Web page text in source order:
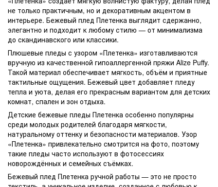
не только практичным, но и декоративным акцентом в
интерьере. Бежевый плед Плетенка выглядит сдержанно,
элегантно и подходит к любому стилю — от минимализма
до скандинавского или классики.
Плюшевые пледы с узором «Плетенка» изготавливаются
вручную из качественной гипоаллергенной пряжи Alize Puffy.
Такой материал обеспечивает мягкость, объём и приятные
тактильные ощущения. Бежевый цвет добавляет пледу
тепла и уюта, делая его прекрасным вариантом для детских
комнат, спален и зон отдыха.
Детские бежевые пледы Плетенка особенно популярны
среди молодых родителей благодаря мягкости,
натуральному оттенку и безопасности материалов. Узор
«Плетенка» привлекательно смотрится на фото, поэтому
такие пледы часто используют в фотосессиях
новорождённых и семейных съёмках.
Бежевый плед Плетенка ручной работы — это не просто